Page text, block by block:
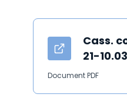
Cass.
21-
Document PDF